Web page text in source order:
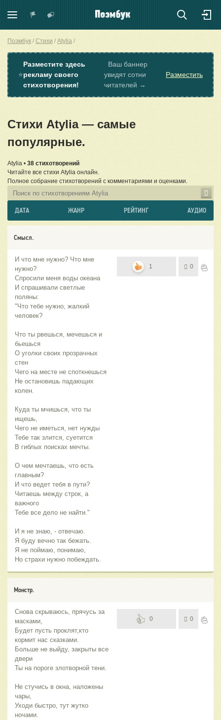
Поэмбук Стихи Atylia
⭐
Разместите здесь
рекламу своего
стихотворения!
Ваш баннер
увидят сотни
читателей →
Разместить
Стихи Atylia — самые
популярные.
Atylia • 38 стихотворений
Читайте все стихи Atylia онлайн.
Полное собрание стихотворений с комментариями и оценками.
ДАТА ЖАНР РЕЙТИНГ АУДИО
Смысл.
И что мне нужно? Что мне
нужно?
Спросили меня воды океана
И спрашивали светлые
поляны:
"Что тебе нужно, жалкий
человек?
Что ты рвешься, мечешься и
бьешься
О уголки своих прозрачных
стен
Чего на месте не споткнешься
Не остановишь падающих
колен.
Куда ты мчишься, что ты
ищешь,
Чего не иметься, нет нужды
Тебе так злится, суетится
В гиблых поисках мечты.
О чем мечтаешь, что есть
главным?
И что ведет тебя в пути?
Читаешь между строк, а
важного
Тебе все дело не найти."
И я не знаю, - отвечаю.
Я буду вечно так бежать.
Я не поймаю, понимаю,
Но страхи нужно побеждать.
1 0
Монстр.
Снова скрываюсь, прячусь за
масками,
Будет пусть проклят,кто
кормит нас сказками.
Больше не выйду, закрыты все
двери
Ты на пороге злотворной тени.
Не стучись в окна, наложены
чары,
Уходи быстро, тут жутко
ночами.
0 0